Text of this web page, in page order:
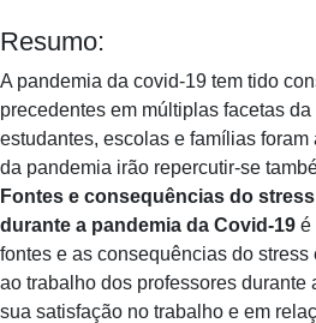
Resumo:
A pandemia da covid-19 tem tido
precedentes em múltiplas facetas
estudantes, escolas e famílias foram
da pandemia irão repercutir-se
Fontes e consequências do
durante a pandemia da Covid-19 é
fontes e as consequências do
ao trabalho dos professores durante
sua satisfação no trabalho e em